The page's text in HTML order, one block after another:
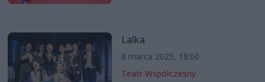
Lalka
8 marca 2025, 18:00
Teatr Współczesny